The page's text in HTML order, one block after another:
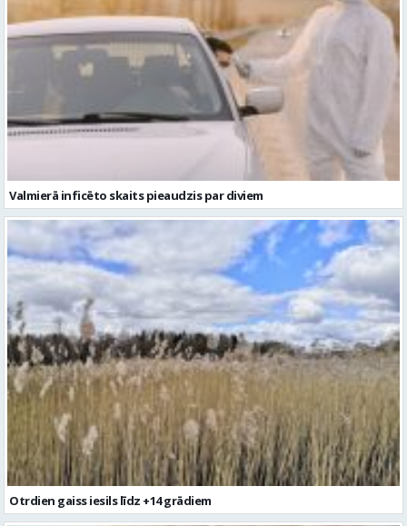
Valmierā inficēto skaits pieaudzis par diviem
Otrdien gaiss iesils līdz +14 grādiem